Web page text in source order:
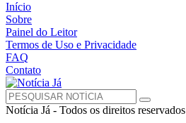
Início
Sobre
Painel do Leitor
Termos de Uso e Privacidade
FAQ
Contato
Notícia Já - Todos os direitos reservados